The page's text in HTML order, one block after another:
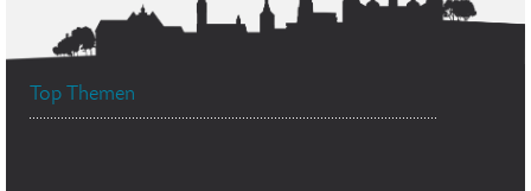
Top Themen